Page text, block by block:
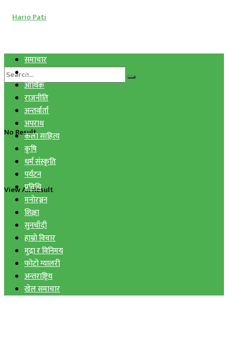
No Result
View All Result
समाचार
स्वास्थ्य
आर्थिक
राजनीति
अन्तर्वार्ता
अपराध
कला साहित्य
कृषि
धर्म संस्कृति
पर्यटन
प्रविधि
मनोरञ्जन
शिक्षा
सुनचाँदी
हाम्रो विचार
मुद्रा र विनिमय
फोटो ग्यालरी
अन्तराष्ट्रिय
खेल समाचार